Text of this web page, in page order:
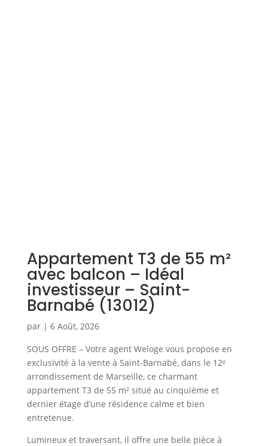
Appartement T3 de 55 m²
avec balcon – Idéal
investisseur – Saint-
Barnabé (13012)
par | 6 Août, 2026
SOUS OFFRE – Votre agent Weloge vous propose en
exclusivité à la vente à Saint-Barnabé, dans le 12ᵉ
arrondissement de Marseille, ce charmant
appartement T3 de 55 m² situé au cinquième et
dernier étage d’une résidence calme et bien
entretenue.
Lumineux et traversant, il offre une belle pièce à